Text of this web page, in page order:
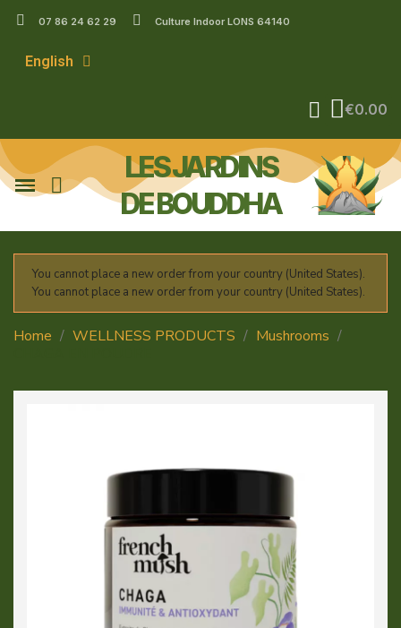
07 86 24 62 29 Culture Indoor LONS 64140
English
€0.00
LES JARDINS
DE BOUDDHA
You cannot place a new order from your country (United States).
You cannot place a new order from your country (United States).
Home WELLNESS PRODUCTS
Mushrooms